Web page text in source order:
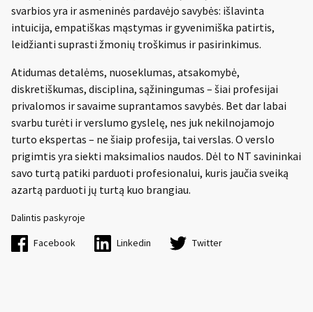
svarbios yra ir asmeninės pardavėjo savybės: išlavinta
intuicija, empatiškas mąstymas ir gyvenimiška patirtis,
leidžianti suprasti žmonių troškimus ir pasirinkimus.
Atidumas detalėms, nuoseklumas, atsakomybė,
diskretiškumas, disciplina, sąžiningumas – šiai profesijai
privalomos ir savaime suprantamos savybės. Bet dar labai
svarbu turėti ir verslumo gyslelę, nes juk nekilnojamojo
turto ekspertas – ne šiaip profesija, tai verslas. O verslo
prigimtis yra siekti maksimalios naudos. Dėl to NT savininkai
savo turtą patiki parduoti profesionalui, kuris jaučia sveiką
azartą parduoti jų turtą kuo brangiau.
Dalintis paskyroje
Facebook
Linkedin Twitter